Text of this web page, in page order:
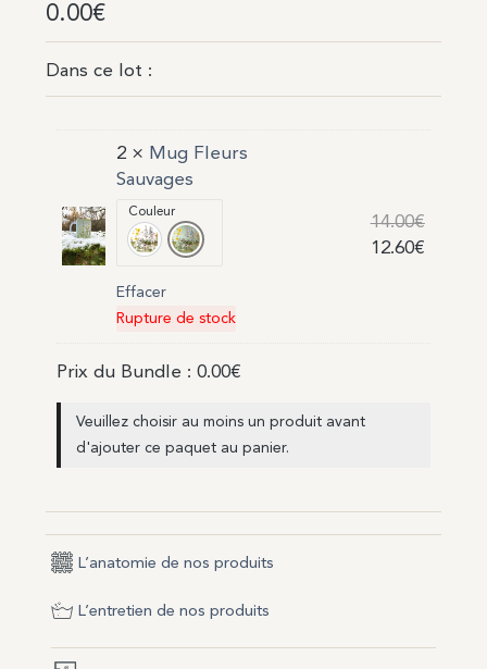
0.00€
Dans ce lot :
2 × Mug Fleurs
Sauvages
Couleur
Blanc purVert d’eau
Effacer
Rupture de stock
14.00€
12.60€
Prix du Bundle : 0.00€
Veuillez choisir au moins un produit avant
d'ajouter ce paquet au panier.
L’anatomie de nos produits
L’entretien de nos produits